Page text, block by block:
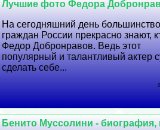
Лучшие фото Федора
На сегодняшний день большинство
граждан России прекрасно знают,
Федор Добронравов. Ведь этот
популярный и талантливый актер
сделать себе...
Бенито Муссолини - биография,